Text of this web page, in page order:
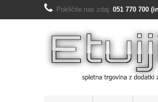
Pokličite nas zdaj: 051 770 700